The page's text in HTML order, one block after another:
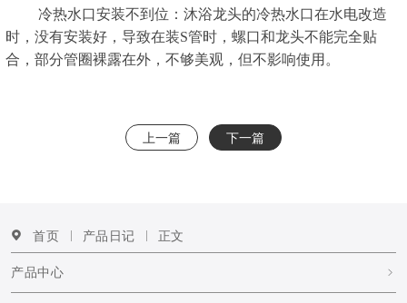
冷热水口安装不到位：沐浴龙头的冷热水口在水电改造
时，没有安装好，导致在装S管时，螺口和龙头不能完全贴
合，部分管圈裸露在外，不够美观，但不影响使用。
上一篇 下一篇
首页 产品日记 正文
产品中心